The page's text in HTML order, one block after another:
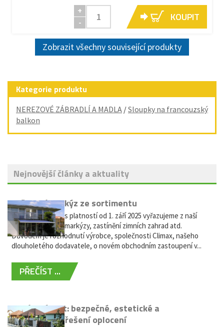
+
-
KOUPIT
Zobrazit všechny související produkty
Kategorie produktu
NEREZOVÉ ZÁBRADLÍ A MADLA /Sloupky na francouzský
balkon
Nejnovější články a aktuality
Vyřazení markýz ze sortimentu
Vážení zákazníci, s platností od 1. září 2025 vyřazujeme z naší
nabídky výsuvné markýzy, zastínění zimních zahrad atd.
Důvodem je rozhodnutí výrobce, společnosti Climax, našeho
dlouholetého dodavatele, o novém obchodním zastoupení v...
PŘEČÍST ...
Hliníkový plot: bezpečné, estetické a
bezúdržbové řešení oplocení